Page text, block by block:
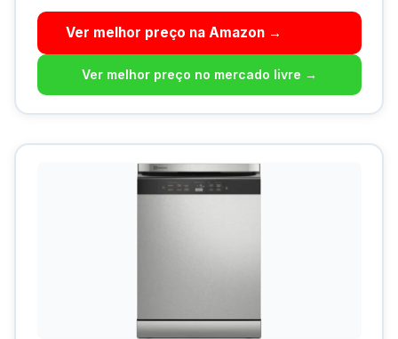
Ver melhor preço na Amazon →
Ver melhor preço no mercado livre →